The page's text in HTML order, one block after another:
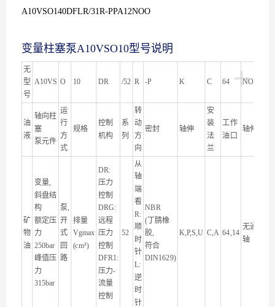
A10VSO140DFLR/31R-PPA12NOO
变量柱塞泵A10VSO10型号说明
+
无
型
号
A10VS O 10 DR /52 R -P K C 64 NOO
油
液
轴向柱
塞
泵元件
运
行
方
式
规格
控制
机构
系
列
转
动
方
向
密封 轴伸
安
装
法
兰
工作
油口
轴伸
矿
物
油
变量,
斜盘结
构
额定压
力
250bar
峰值压
力
315bar
泵,
开
式
回
路
排量
Vgmax
(cm³)
DR:
压力
控制
DRG:
远程
压力
控制
DFR1:
压力-
流量
控制
52
从
轴
端
看
R:
顺
时
针
L:
逆
时
针
NBR
( 丁腈橡
胶,
符合
DIN1629)
K,P,S,U C,A 64,14
无通
轴